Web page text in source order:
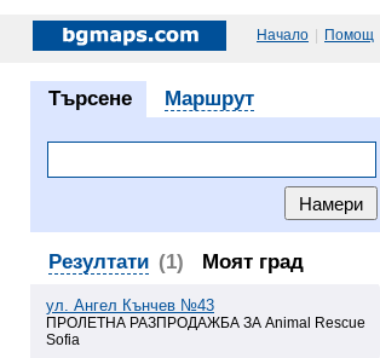
Начало | Помощ
Търсене Маршрут
Резултати (1) Моят град
ул. Ангел Кънчев №43
ПРОЛЕТНА РАЗПРОДАЖБА ЗА Animal Rescue
Sofia